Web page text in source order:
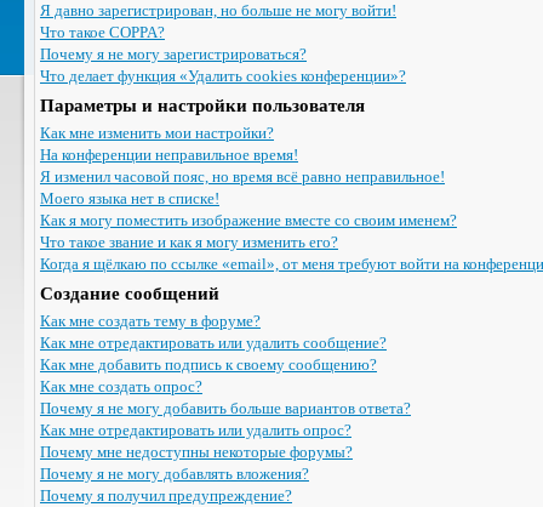
Я давно зарегистрирован, но больше не могу войти!
Что такое COPPA?
Почему я не могу зарегистрироваться?
Что делает функция «Удалить cookies конференции»?
Параметры и настройки пользователя
Как мне изменить мои настройки?
На конференции неправильное время!
Я изменил часовой пояс, но время всё равно неправильное!
Моего языка нет в списке!
Как я могу поместить изображение вместе со своим именем?
Что такое звание и как я могу изменить его?
Когда я щёлкаю по ссылке «email», от меня требуют войти на
Создание сообщений
Как мне создать тему в форуме?
Как мне отредактировать или удалить сообщение?
Как мне добавить подпись к своему сообщению?
Как мне создать опрос?
Почему я не могу добавить больше вариантов ответа?
Как мне отредактировать или удалить опрос?
Почему мне недоступны некоторые форумы?
Почему я не могу добавлять вложения?
Почему я получил предупреждение?